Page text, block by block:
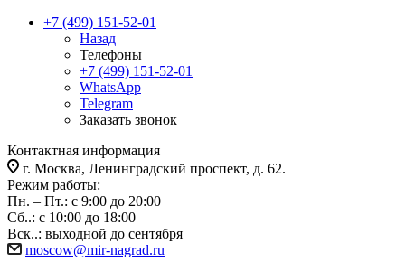
+7 (499) 151-52-01
Назад
Телефоны
+7 (499) 151-52-01
WhatsApp
Telegram
Заказать звонок
Контактная информация
г. Москва, Ленинградский проспект, д. 62.
Режим работы:
Пн. – Пт.: с 9:00 до 20:00
Сб..: с 10:00 до 18:00
Вск..: выходной до сентября
moscow@mir-nagrad.ru